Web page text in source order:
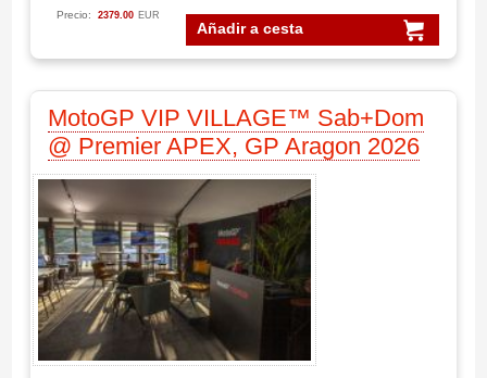
Añadir a cesta
Precio: 2379.00 EUR
MotoGP VIP VILLAGE™ Sab+Dom
@ Premier APEX, GP Aragon 2026